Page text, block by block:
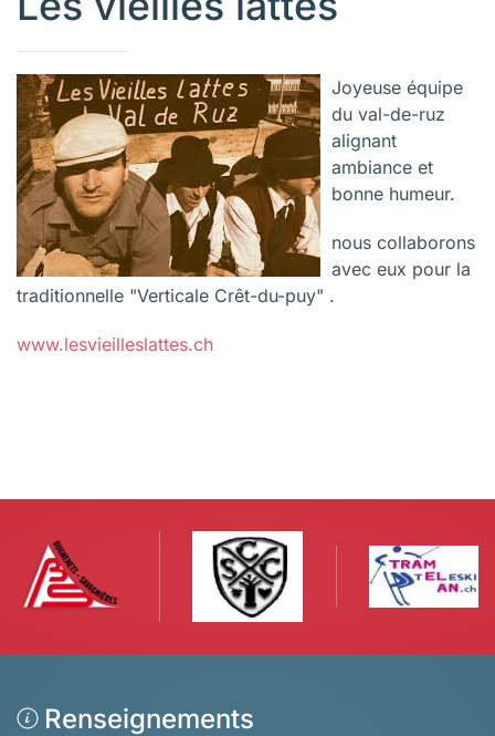
Joyeuse équipe
du val-de-ruz
alignant
ambiance et
bonne humeur.
nous collaborons
avec eux pour la
traditionnelle "Verticale Crêt-du-puy" .
www.lesvieilleslattes.ch
Renseignements